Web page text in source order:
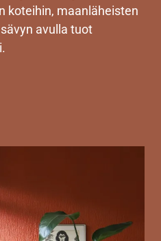
koteihin, maanläheisten
avulla tuot